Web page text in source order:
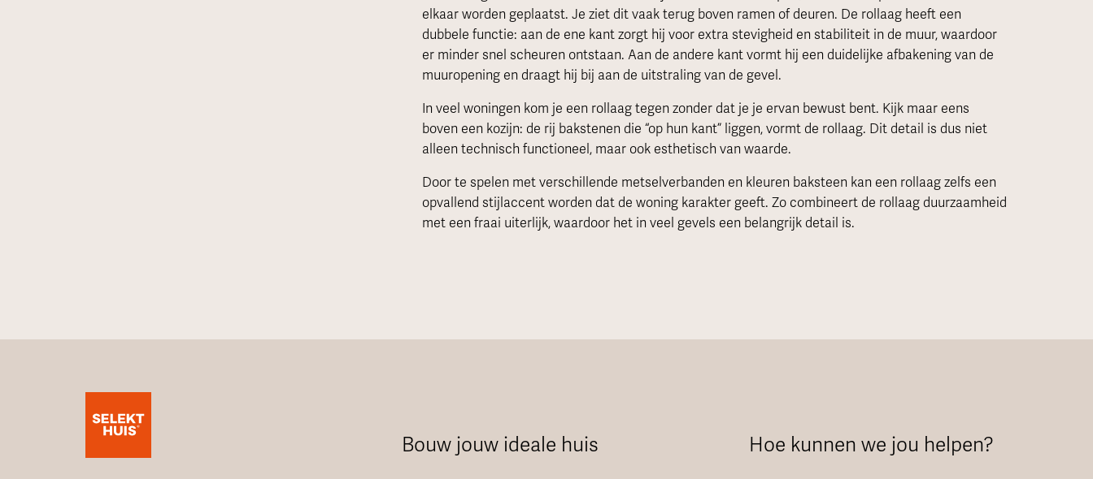
elkaar worden geplaatst. Je ziet dit vaak terug boven ramen of deuren. De rollaag heeft een
dubbele functie: aan de ene kant zorgt hij voor extra stevigheid en stabiliteit in de muur, waardoor
er minder snel scheuren ontstaan. Aan de andere kant vormt hij een duidelijke afbakening van de
muuropening en draagt hij bij aan de uitstraling van de gevel.
In veel woningen kom je een rollaag tegen zonder dat je je ervan bewust bent. Kijk maar eens
boven een kozijn: de rij bakstenen die “op hun kant” liggen, vormt de rollaag. Dit detail is dus niet
alleen technisch functioneel, maar ook esthetisch van waarde.
Door te spelen met verschillende metselverbanden en kleuren baksteen kan een rollaag zelfs een
opvallend stijlaccent worden dat de woning karakter geeft. Zo combineert de rollaag duurzaamheid
met een fraai uiterlijk, waardoor het in veel gevels een belangrijk detail is.
Bouw jouw ideale huis Hoe kunnen we jou helpen?